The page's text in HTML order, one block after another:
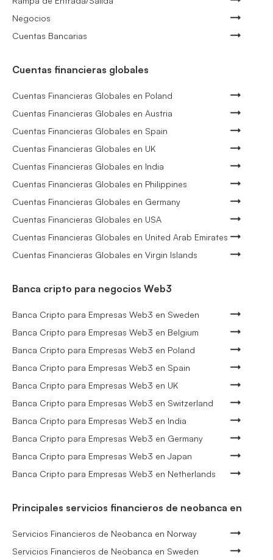
Negocios
Cuentas Bancarias
Cuentas financieras globales
Cuentas Financieras Globales en Poland
Cuentas Financieras Globales en Austria
Cuentas Financieras Globales en Spain
Cuentas Financieras Globales en UK
Cuentas Financieras Globales en India
Cuentas Financieras Globales en Philippines
Cuentas Financieras Globales en Germany
Cuentas Financieras Globales en USA
Cuentas Financieras Globales en United Arab Emirates
Cuentas Financieras Globales en Virgin Islands
Banca cripto para negocios Web3
Banca Cripto para Empresas Web3 en Sweden
Banca Cripto para Empresas Web3 en Belgium
Banca Cripto para Empresas Web3 en Poland
Banca Cripto para Empresas Web3 en Spain
Banca Cripto para Empresas Web3 en UK
Banca Cripto para Empresas Web3 en Switzerland
Banca Cripto para Empresas Web3 en India
Banca Cripto para Empresas Web3 en Germany
Banca Cripto para Empresas Web3 en Japan
Banca Cripto para Empresas Web3 en Netherlands
Principales servicios financieros de neobanca en
Servicios Financieros de Neobanca en Norway
Servicios Financieros de Neobanca en Sweden